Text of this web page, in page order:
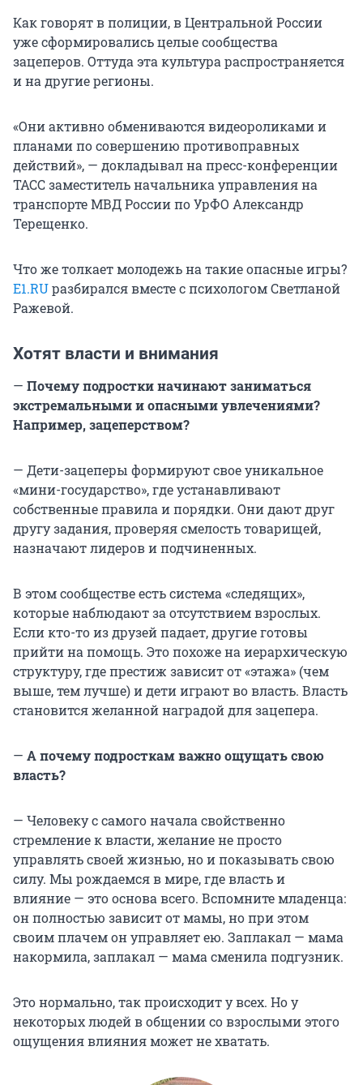
Как говорят в полиции, в Центральной России
уже сформировались целые сообщества
зацеперов. Оттуда эта культура распространяется
и на другие регионы.
«Они активно обмениваются видеороликами и
планами по совершению противоправных
действий», — докладывал на пресс-конференции
ТАСС заместитель начальника управления на
транспорте МВД России по УрФО Александр
Терещенко.
Что же толкает молодежь на такие опасные игры?
E1.RUразбирался вместе с психологом Светланой
Ражевой.
Хотят власти и внимания
— Почему подростки начинают заниматься
экстремальными и опасными увлечениями?
Например, зацеперством?
— Дети-зацеперы формируют свое уникальное
«мини-государство», где устанавливают
собственные правила и порядки. Они дают друг
другу задания, проверяя смелость товарищей,
назначают лидеров и подчиненных.
В этом сообществе есть система «следящих»,
которые наблюдают за отсутствием взрослых.
Если кто-то из друзей падает, другие готовы
прийти на помощь. Это похоже на иерархическую
структуру, где престиж зависит от «этажа» (чем
выше, тем лучше) и дети играют во власть. Власть
становится желанной наградой для зацепера.
— А почему подросткам важно ощущать свою
власть?
— Человеку с самого начала свойственно
стремление к власти, желание не просто
управлять своей жизнью, но и показывать свою
силу. Мы рождаемся в мире, где власть и
влияние — это основа всего. Вспомните младенца:
он полностью зависит от мамы, но при этом
своим плачем он управляет ею. Заплакал — мама
накормила, заплакал — мама сменила подгузник.
Это нормально, так происходит у всех. Но у
некоторых людей в общении со взрослыми этого
ощущения влияния может не хватать.